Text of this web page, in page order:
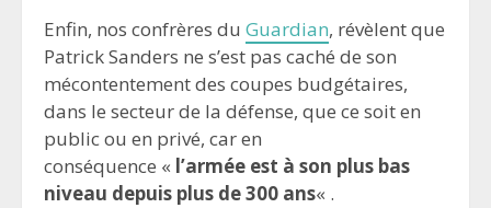
Enfin, nos confrères du Guardian, révèlent que
Patrick Sanders ne s’est pas caché de son
mécontentement des coupes budgétaires,
dans le secteur de la défense, que ce soit en
public ou en privé, car en
conséquence « l’armée est à son plus bas
niveau depuis plus de 300 ans« .